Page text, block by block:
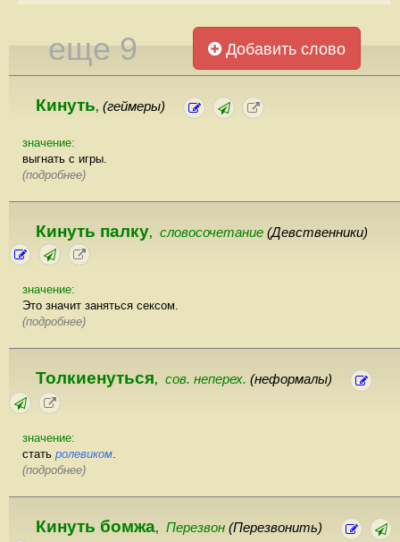
еще 9 Добавить слово
Кинуть, (геймеры)
значение:
выгнать с игры.
(подробнее)
Кинуть палку, словосочетание (Девственники)
значение:
Это значит заняться сексом.
(подробнее)
Толкиенуться, сов. неперех. (неформалы)
значение:
стать ролевиком
(подробнее)
Кинуть бомжа, Перезвон (Перезвонить)